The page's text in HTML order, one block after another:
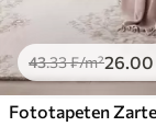
43.33₣/m²26.00